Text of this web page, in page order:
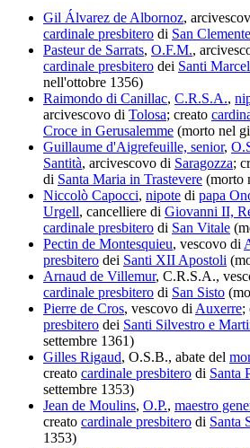
Gil Álvarez de Albornoz,
cardinale presbitero di San Clemente
Pasteur de Sarrats, O.F.M.,
cardinale presbitero dei Santi
nell'ottobre 1356)
Raimondo di Canillac, C.R.S.A.,
arcivescovo di Tolosa; creato
Croce in Gerusalemme (morto nel
Guillaume d'Aigrefeuille, senior,
Santità, arcivescovo di Saragozza;
di Santa Maria in Trastevere (morto
Niccolò Capocci, nipote di papa
Urgell, cancelliere di Giovanni II,
cardinale presbitero di San Vitale
Pectin de Montesquieu, vescovo di
presbitero dei Santi XII Apostoli
Arnaud de Villemur, C.R.S.A.,
cardinale presbitero di San Sisto
Pierre de Cros, vescovo di Auxerre;
presbitero dei Santi Silvestro e
settembre 1361)
Gilles Rigaud, O.S.B., abate del
creato cardinale presbitero di Santa
settembre 1353)
Jean de Moulins, O.P., maestro
creato cardinale presbitero di Santa
1353)